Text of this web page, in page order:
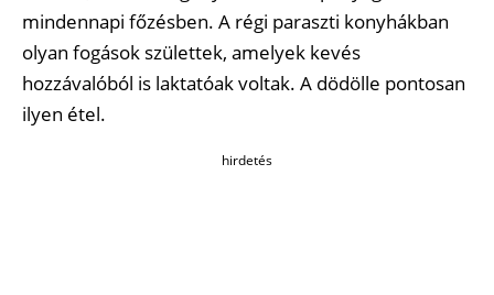
mindennapi főzésben. A régi paraszti konyhákban
olyan fogások születtek, amelyek kevés
hozzávalóból is laktatóak voltak. A dödölle pontosan
ilyen étel.
hirdetés